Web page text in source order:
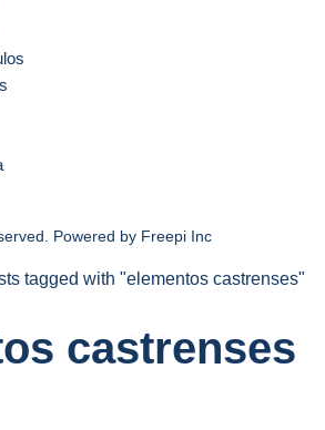
Powered by Freepi Inc
tagged with "elementos castrenses"
castrenses